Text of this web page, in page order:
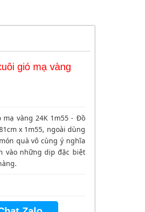
gió mạ vàng
vàng 24K 1m55 - Đồ
x 1m55, ngoài dùng
quà vô cùng ý nghĩa
vào những dịp đặc biệt